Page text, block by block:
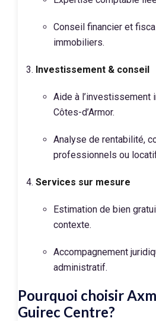
Conseil financier et
immobiliers.
Investissement & conseil
Aide à l’investissement
Côtes-d’Armor.
Analyse de rentabilité,
professionnels ou
Services sur mesure
Estimation de bien
contexte.
Accompagnement
administratif.
Pourquoi choisir
Guirec Centre?